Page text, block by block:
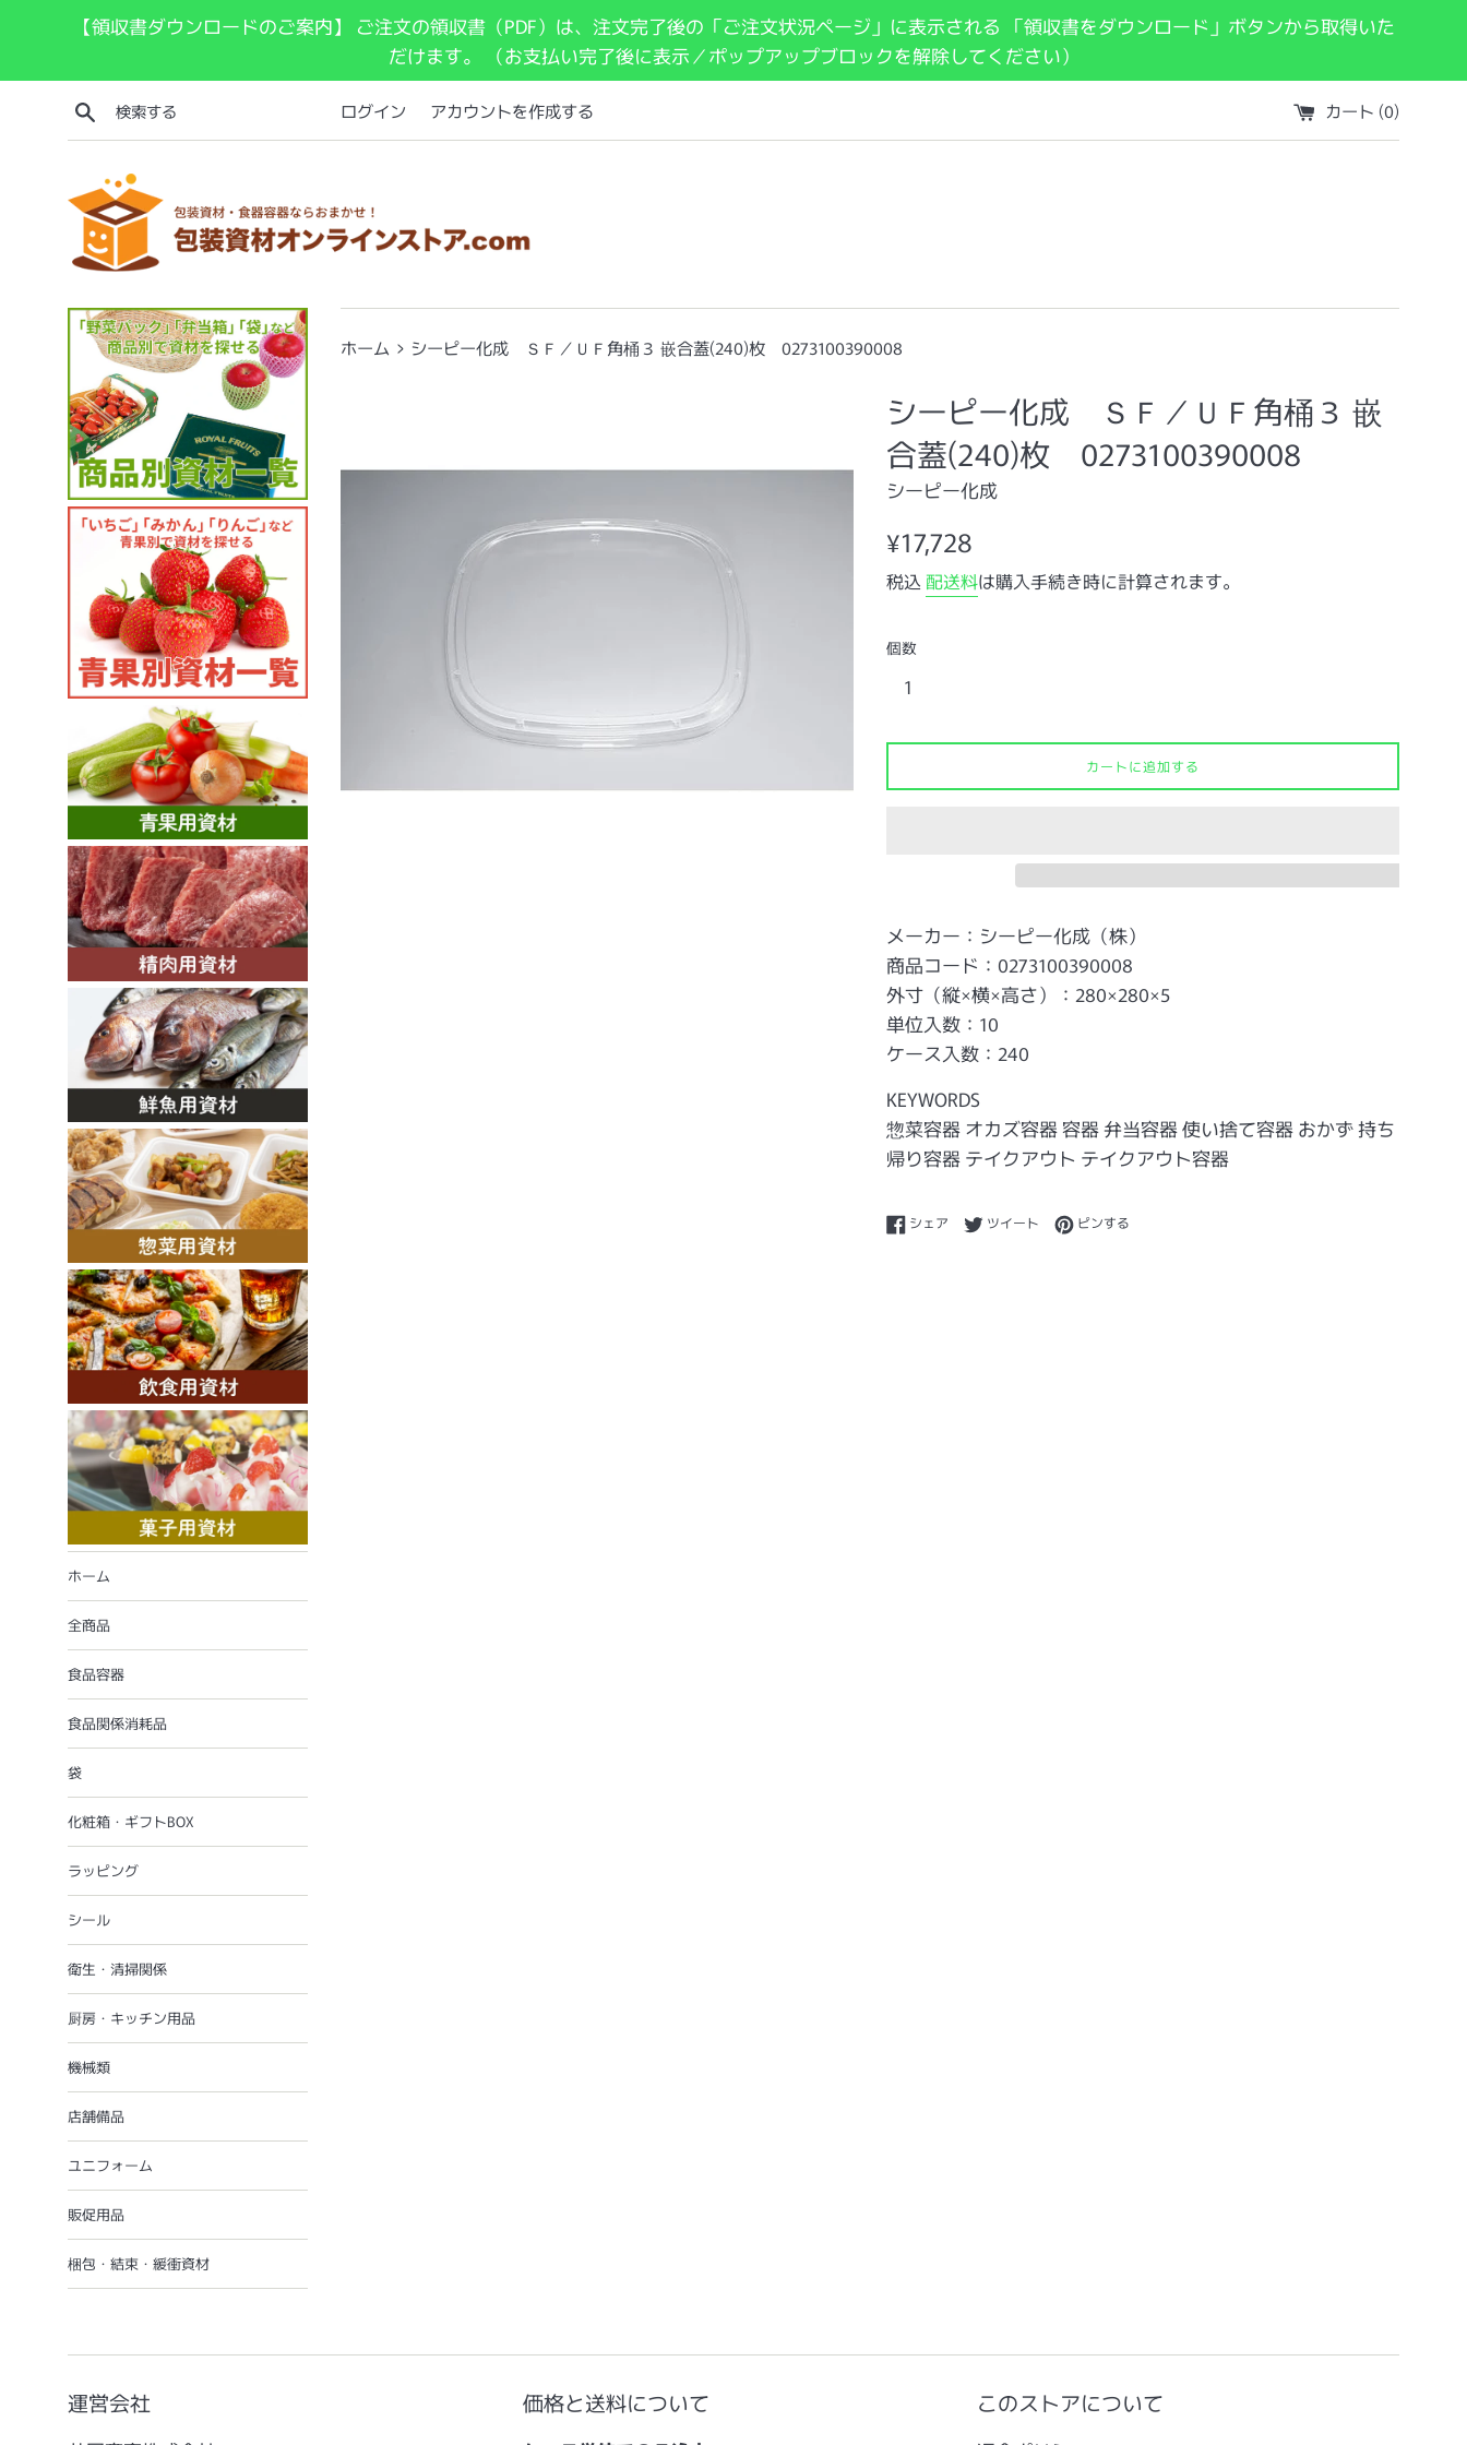
【領収書ダウンロードのご案内】 ご注文の領収書（PDF）は、注文完了後の「ご注文状況ページ」に表示される 「領収書をダウンロード」ボタンから取得いた
だけます。 （お支払い完了後に表示／ポップアップブロックを解除してください）
検索する
ログイン アカウントを作成する カート (0)
ホーム
全商品
食品容器
食品関係消耗品
袋
化粧箱・ギフトBOX
ラッピング
シール
衛生・清掃関係
厨房・キッチン用品
機械類
店舗備品
ユニフォーム
販促用品
梱包・結束・緩衝資材
ホーム › シーピー化成 ＳＦ／ＵＦ角桶３ 嵌合蓋(240)枚 0273100390008
シーピー化成 ＳＦ／ＵＦ角桶３ 嵌
合蓋(240)枚 0273100390008
シーピー化成
通
価
¥17,728
税込 配送料は購入手続き時に計算されます。
個数
カートに追加する
メーカー：シーピー化成（株）
商品コード：0273100390008
外寸（縦×横×高さ）：280×280×5
単位入数：10
ケース入数：240
KEYWORDS
惣菜容器 オカズ容器 容器 弁当容器 使い捨て容器 おかず 持ち
帰り容器 テイクアウト テイクアウト容器
シェア Facebookでシェアする
ツイート Twitterに投稿する
ピンする
運営会社 価格と送料について このストアについて